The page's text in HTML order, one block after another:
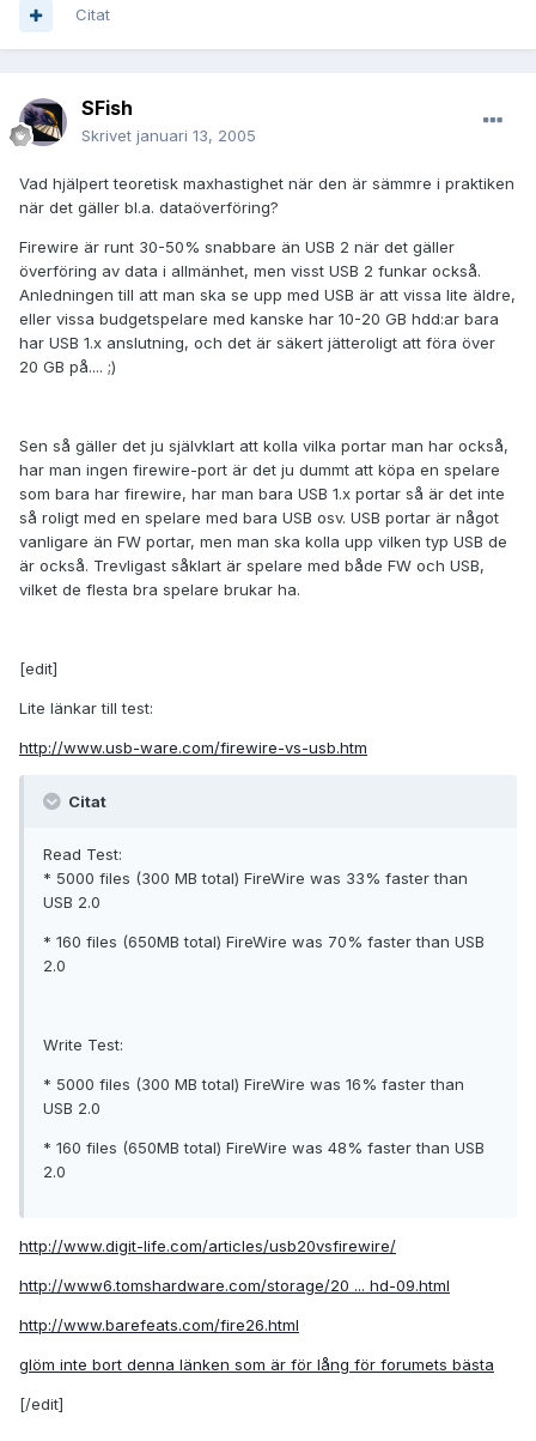
Citat
SFish
Skrivet januari 13, 2005
Vad hjälpert teoretisk maxhastighet när den är sämmre i praktiken
när det gäller bl.a. dataöverföring?
Firewire är runt 30-50% snabbare än USB 2 när det gäller
överföring av data i allmänhet, men visst USB 2 funkar också.
Anledningen till att man ska se upp med USB är att vissa lite äldre,
eller vissa budgetspelare med kanske har 10-20 GB hdd:ar bara
har USB 1.x anslutning, och det är säkert jätteroligt att föra över
20 GB på.... ;)
Sen så gäller det ju självklart att kolla vilka portar man har också,
har man ingen firewire-port är det ju dummt att köpa en spelare
som bara har firewire, har man bara USB 1.x portar så är det inte
så roligt med en spelare med bara USB osv. USB portar är något
vanligare än FW portar, men man ska kolla upp vilken typ USB de
är också. Trevligast såklart är spelare med både FW och USB,
vilket de flesta bra spelare brukar ha.
[edit]
Lite länkar till test:
http://www.usb-ware.com/firewire-vs-usb.htm
Citat
Read Test:
* 5000 files (300 MB total) FireWire was 33% faster than
USB 2.0
* 160 files (650MB total) FireWire was 70% faster than USB
2.0
Write Test:
* 5000 files (300 MB total) FireWire was 16% faster than
USB 2.0
* 160 files (650MB total) FireWire was 48% faster than USB
2.0
http://www.digit-life.com/articles/usb20vsfirewire/
http://www6.tomshardware.com/storage/20 ... hd-09.html
http://www.barefeats.com/fire26.html
glöm inte bort denna länken som är för lång för forumets bästa
[/edit]